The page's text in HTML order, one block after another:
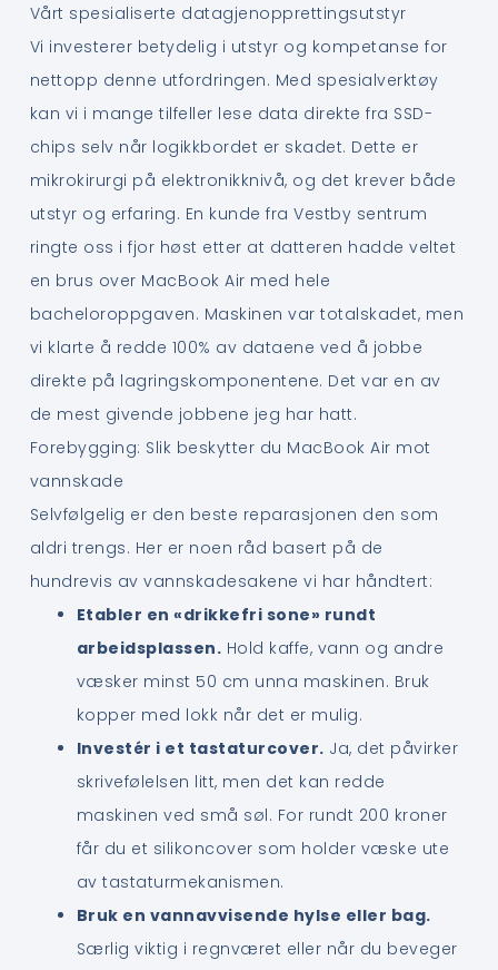
Vårt spesialiserte datagjenopprettingsutstyr
Vi investerer betydelig i utstyr og kompetanse for
nettopp denne utfordringen. Med spesialverktøy
kan vi i mange tilfeller lese data direkte fra SSD-
chips selv når logikkbordet er skadet. Dette er
mikrokirurgi på elektronikknivå, og det krever både
utstyr og erfaring. En kunde fra Vestby sentrum
ringte oss i fjor høst etter at datteren hadde veltet
en brus over MacBook Air med hele
bacheloroppgaven. Maskinen var totalskadet, men
vi klarte å redde 100% av dataene ved å jobbe
direkte på lagringskomponentene. Det var en av
de mest givende jobbene jeg har hatt.
Forebygging: Slik beskytter du MacBook Air mot
vannskade
Selvfølgelig er den beste reparasjonen den som
aldri trengs. Her er noen råd basert på de
hundrevis av vannskadesakene vi har håndtert:
Etabler en «drikkefri sone» rundt
arbeidsplassen. Hold kaffe, vann og andre
væsker minst 50 cm unna maskinen. Bruk
kopper med lokk når det er mulig.
Investér i et tastaturcover. Ja, det påvirker
skrivefølelsen litt, men det kan redde
maskinen ved små søl. For rundt 200 kroner
får du et silikoncover som holder væske ute
av tastaturmekanismen.
Bruk en vannavvisende hylse eller bag.
Særlig viktig i regnværet eller når du beveger